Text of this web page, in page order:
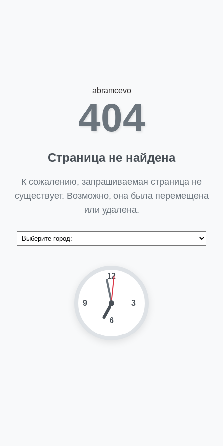
abramcevo
404
Страница не найдена
К сожалению, запрашиваемая страница не
существует. Возможно, она была перемещена
или удалена.
12
3
6
9